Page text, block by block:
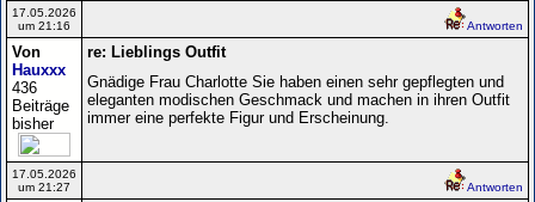
17.05.2026
um 21:16
Antworten
Von
Hauxxx
436
Beiträge
bisher
re: Lieblings Outfit
Gnädige Frau Charlotte Sie haben einen sehr gepflegten und
eleganten modischen Geschmack und machen in ihren Outfit
immer eine perfekte Figur und Erscheinung.
17.05.2026
um 21:27
Antworten